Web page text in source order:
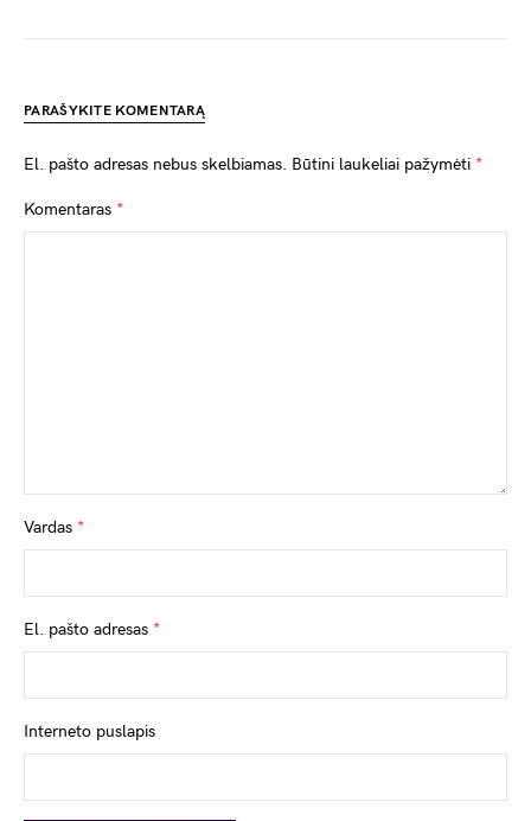
PARAŠYKITE KOMENTARĄ
El. pašto adresas nebus skelbiamas. Būtini laukeliai pažymėti *
Komentaras *
Vardas *
El. pašto adresas *
Interneto puslapis